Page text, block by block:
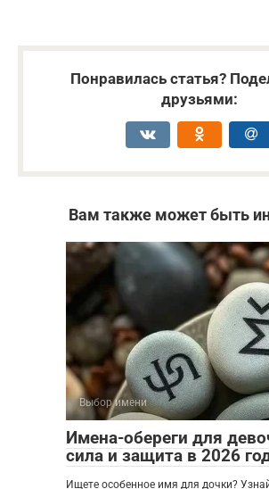
Понравилась статья?
друзьями:
Вам также может быть
Выбор имени
Имена-обереги для
сила и защита в 2026
Ищете особенное имя для дочки?